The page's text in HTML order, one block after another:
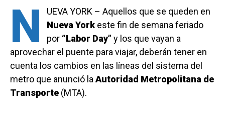
N
UEVA YORK – Aquellos que se queden en
Nueva York este fin de semana feriado
por “Labor Day”y los que vayan a
aprovechar el puente para viajar, deberán tener en
cuenta los cambios en las líneas del sistema del
metro que anunció la Autoridad Metropolitana de
Transporte (MTA).